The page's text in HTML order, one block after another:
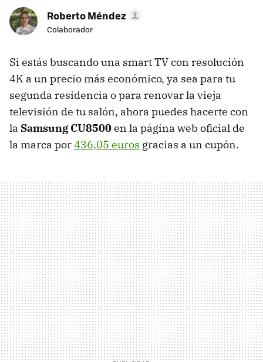
Roberto Méndez
Colaborador
Si estás buscando una smart TV con resolución
4K a un precio más económico, ya sea para tu
segunda residencia o para renovar la vieja
televisión de tu salón, ahora puedes hacerte con
la Samsung CU8500en la página web oficial de
la marca por436,05 euros gracias a un cupón.